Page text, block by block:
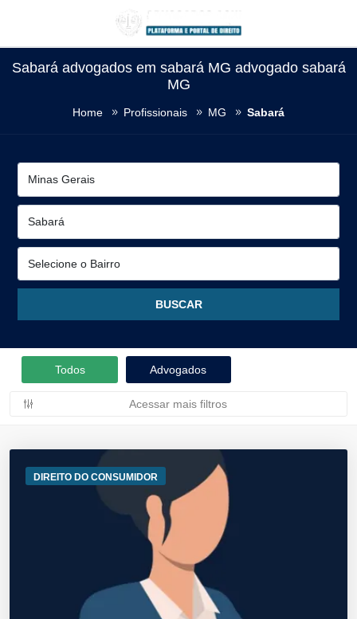
Sabará advogados em sabará MG advogado sabará
MG
Home Profissionais MG Sabará
Todos Advogados
Acessar mais filtros
DIREITO DO CONSUMIDOR